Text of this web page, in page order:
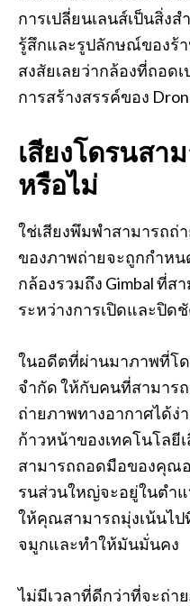
การเปลี่ยนเลนส์เป็นสิ่ง
รู้สึกและรูปลักษณ์ของร้
สงสัยเลยว่ากล้องที่ถอด
การสร้างสรรค์ของ
เสียงโดรนสา
หรือไม่
ใช่เสียงพึมพำสามารถ
ของภาพถ่ายจะถูกกำหน
กล้องรวมถึง Gimbal ที่ส
ระหว่างการเปิดและปิด
ในอดีตที่ผ่านมาภาพที่โ
จำกัด ให้กับคนที่สามารถ
ถ่ายภาพทางอากาศได้ง่
ก้าวหน้าของเทคโนโลยี
สามารถถอดมือของคุณ
รนส่วนใหญ่จะอยู่ในตำ
ให้คุณสามารถมุ่งเน้นไ
จมูกและทำให้มันมั่นคง
ไม่มีเวลาที่ดีกว่าที่จะถ่า